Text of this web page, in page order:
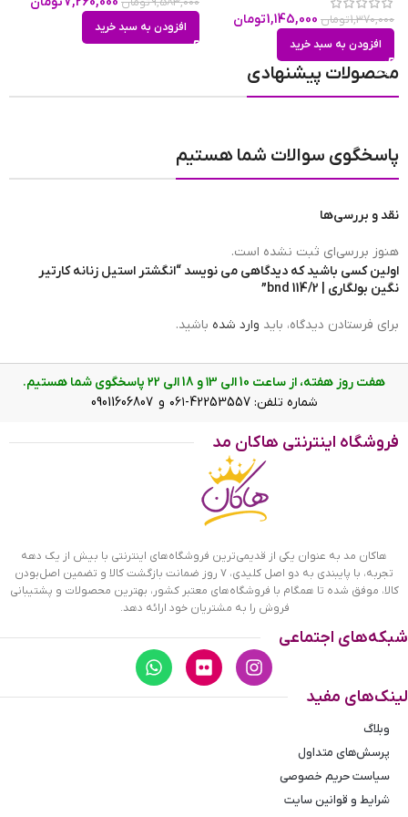
انگشتر استیل زنانه کارتیر نگین بولگاری
چگونه سایز انگشتر خود را پیدا کنیم؟
نمی‌دانیم یا می‌خواهیم خرید انگشتر را به صورت آنلاین انجام
دهیم. در این صورت دانستن سایز انگشتر یک ضرورت است. در این
جا دو روش برای تعیین سایز انگشتر را آموزش می‌دهیم. هم
سایز آن را پیدا کنید و هم می‌توانید با یک روش ساده و استفاده از
یک نخ، دور انگشت خود را اندازه گرفته و سایز انگشتر را پیدا کنید.
1,370,000تومان 1,145,000تومان
افزودن به سبد خرید
افزودن به سبد خرید
محصولات پیشنهادی
پاسخگوی سوالات شما هستیم
نقد و بررسی‌ها
هنوز بررسی‌ای ثبت نشده است.
اولین کسی باشید که دیدگاهی می نویسد “انگشتر استیل زنانه کارتیر
نگین بولگاری | 114/2 bnd”
برای فرستادن دیدگاه، باید وارد شده باشید.
هفت روز هفته، از ساعت 10 الی ۱3 و 18 الی ۲2 پاسخگوی شما هستیم.
شماره تلفن: 42253557-۰۶۱ و 09011606807
فروشگاه اینترنتی هاکان مد
هاکان مد به عنوان یکی از قدیمی‌ترین فروشگاه‌های اینترنتی با بیش از یک دهه
تجربه، با پایبندی به دو اصل کلیدی، ۷ روز ضمانت بازگشت کالا و تضمین اصل‌بودن
کالا، موفق شده تا همگام با فروشگاه‌های معتبر کشور، بهترین محصولات و پشتیبانی
فروش را به مشتریان خود ارائه دهد.
شبکه‌های اجتماعی
لینک‌های مفید
وبلاگ
پرسش‌های متداول
سیاست حریم خصوصی
شرایط و قوانین سایت